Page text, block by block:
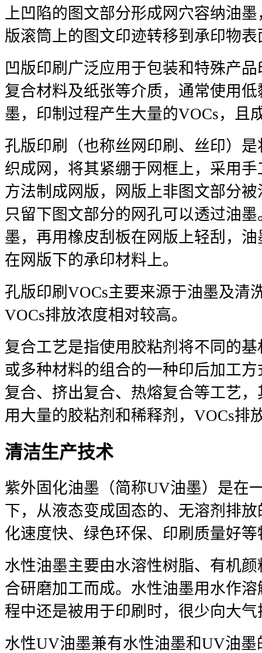
上凹陷的图文部分形成网穴容纳油
版滚筒上的图文印迹转移到承印物表
凹版印刷广泛应用于包装和特殊产
复合材料及纸张等介质，通常使用
墨，印制过程产生大量的VOCs，且
孔版印刷（也称丝网印刷、丝印）
织成网，将其紧绷于网框上，采用
方法制成网版，网版上非图文部分
只留下图文部分的网孔可以透过油
墨，再用橡皮刮板在网版上轻刮，
在网版下的承印材料上。
孔版印刷VOCs主要来源于油墨及清
VOCs排放浓度相对较高。
复合工艺是指使用胶粘剂将不同的
或多种材料的组合的一种印后加工
复合、挤出复合、热熔复合等工艺
用大量的胶粘剂和稀释剂，VOCs排
清洁生产技术
紫外固化油墨（简称UV油墨）是在
下，从液态变成固态的、无溶剂排
化速度快、绿色环保、印刷质量好等
水性油墨主要由水溶性树脂、有机
合研磨加工而成。水性油墨用水作
程中还是被用于印刷时，很少向大
水性UV油墨兼有水性油墨和UV油